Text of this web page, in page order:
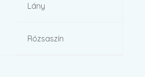
Lány
Rózsaszín